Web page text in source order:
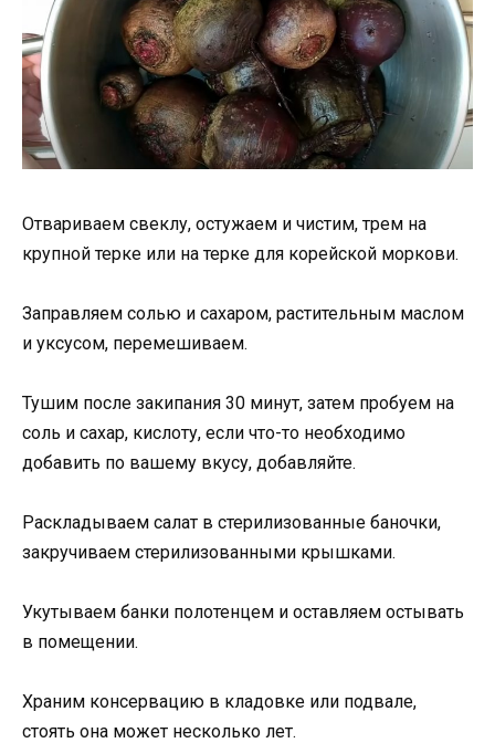
Отвариваем свеклу, остужаем и чистим, трем на
крупной терке или на терке для корейской моркови.
Заправляем солью и сахаром, растительным маслом
и уксусом, перемешиваем.
Тушим после закипания 30 минут, затем пробуем на
соль и сахар, кислоту, если что-то необходимо
добавить по вашему вкусу, добавляйте.
Раскладываем салат в стерилизованные баночки,
закручиваем стерилизованными крышками.
Укутываем банки полотенцем и оставляем остывать
в помещении.
Храним консервацию в кладовке или подвале,
стоять она может несколько лет.